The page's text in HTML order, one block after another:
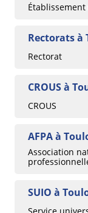
Rectorats à
Rectorat
CROUS à
CROUS
AFPA à
Association
SUIO à